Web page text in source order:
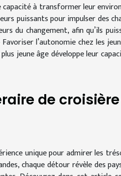
capacité à transformer leur
puissants pour impulser des
du changement, afin qu’ils
l’autonomie chez les
jeune âge développe leur
de
unique pour admirer les
chaque détour révèle des